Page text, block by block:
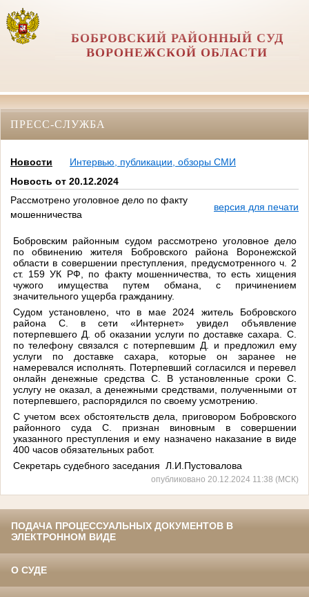
БОБРОВСКИЙ РАЙОННЫЙ СУД
ВОРОНЕЖСКОЙ ОБЛАСТИ
ПРЕСС-СЛУЖБА
Новости
Интервью, публикации, обзоры СМИ
Новость от 20.12.2024
Рассмотрено уголовное дело по факту
мошенничества
версия для печати
Бобровским районным судом рассмотрено уголовное дело
по обвинению жителя Бобровского района Воронежской
области в совершении преступления, предусмотренного ч. 2
ст. 159 УК РФ, по факту мошенничества, то есть хищения
чужого имущества путем обмана, с причинением
значительного ущерба гражданину.
Судом установлено, что в мае 2024 житель Бобровского
района С. в сети «Интернет» увидел объявление
потерпевшего Д. об оказании услуги по доставке сахара. С.
по телефону связался с потерпевшим Д. и предложил ему
услуги по доставке сахара, которые он заранее не
намеревался исполнять. Потерпевший согласился и перевел
онлайн денежные средства С. В установленные сроки С.
услугу не оказал, а денежными средствами, полученными от
потерпевшего, распорядился по своему усмотрению.
С учетом всех обстоятельств дела, приговором Бобровского
районного суда С. признан виновным в совершении
указанного преступления и ему назначено наказание в виде
400 часов обязательных работ.
Секретарьсудебного заседания Л.И.Пустовалова
опубликовано 20.12.2024 11:38 (МСК)
ПОДАЧА ПРОЦЕССУАЛЬНЫХ ДОКУМЕНТОВ В
ЭЛЕКТРОННОМ ВИДЕ
О СУДЕ